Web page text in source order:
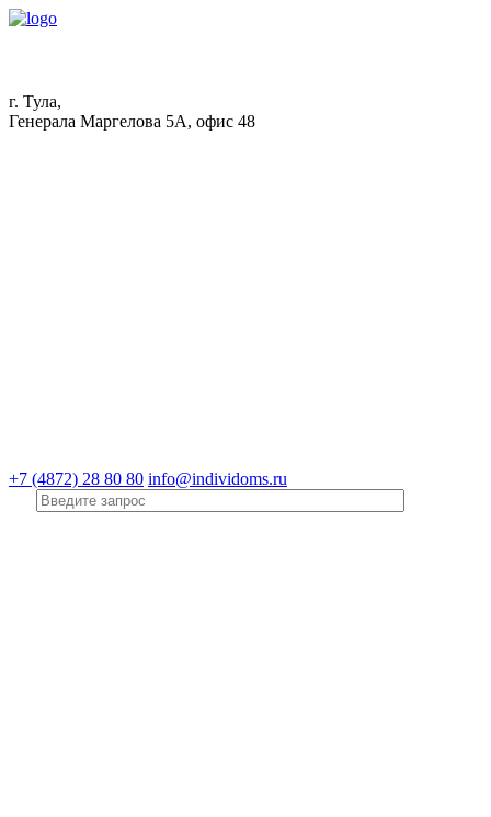
г. Тула,
Генерала Маргелова 5А, офис 48
+7 (4872) 28 80 80 info@individoms.ru